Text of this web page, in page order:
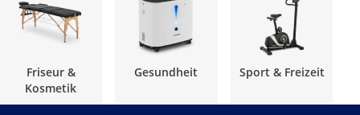
Friseur &
Kosmetik
Gesundheit Sport & Freizeit